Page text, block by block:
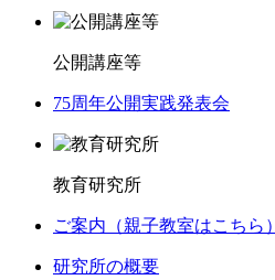
公開講座等
75周年公開実践発表会
教育研究所
ご案内（親子教室はこちら）
研究所の概要